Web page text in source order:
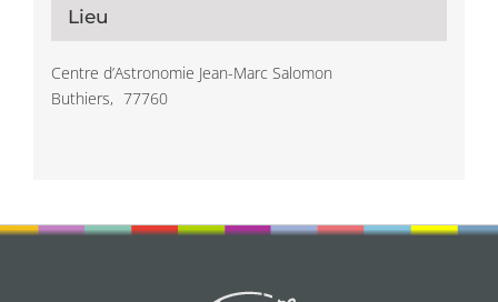
Lieu
Centre d’Astronomie Jean-Marc Salomon
Buthiers, 77760